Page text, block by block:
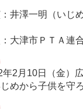
井澤一明（いじ
大津市ＰＴＡ連
年2月10日（金）
じめから子供を守